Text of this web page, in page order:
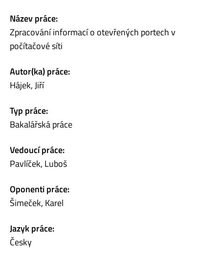
Název práce:
Zpracování informací o otevřených portech v
počítačové síti
Autor(ka) práce:
Hájek, Jiří
Typ práce:
Bakalářská práce
Vedoucí práce:
Pavlíček, Luboš
Oponenti práce:
Šimeček, Karel
Jazyk práce:
Česky